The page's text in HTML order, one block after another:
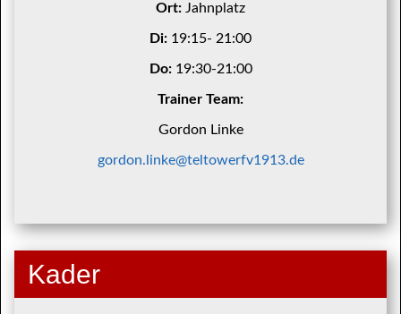
Ort: Jahnplatz
Di: 19:15- 21:00
Do: 19:30-21:00
Trainer Team:
Gordon Linke
gordon.linke@teltowerfv1913.de
Kader